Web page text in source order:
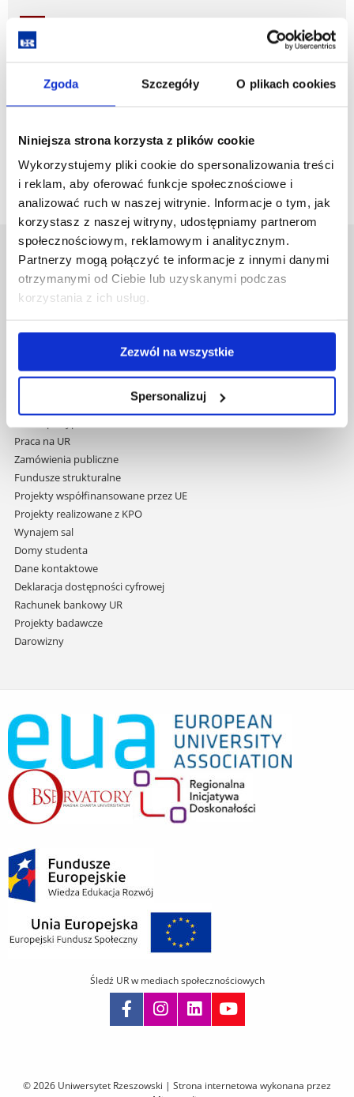
Zgoda Szczegóły O plikach cookies
Niniejsza strona korzysta z plików cookie
Wykorzystujemy pliki cookie do spersonalizowania treści
i reklam, aby oferować funkcje społecznościowe i
analizować ruch w naszej witrynie. Informacje o tym, jak
korzystasz z naszej witryny, udostępniamy partnerom
społecznościowym, reklamowym i analitycznym.
Partnerzy mogą połączyć te informacje z innymi danymi
otrzymanymi od Ciebie lub uzyskanymi podczas
korzystania z ich usług.
Zezwól na wszystkie
Spersonalizuj
Specjalność język niemiecki w biznesie
zobacz więcej
Uniwersytet Rzeszowski
Al. Tadeusza Rejtana 16C
35-959 Rzeszów
Pomiń
przejdź
treści
Polityka prywatności
Biblioteka
Praca na UR
Zamówienia publiczne
Fundusze strukturalne
Projekty współfinansowane przez UE
Projekty realizowane z KPO
Wynajem sal
Domy studenta
Dane kontaktowe
Deklaracja dostępności cyfrowej
Rachunek bankowy UR
Projekty badawcze
Darowizny
© 2026 Uniwersytet Rzeszowski | Strona internetowa wykonana przez
Śledź UR w mediach społecznościowych
i
przejdź